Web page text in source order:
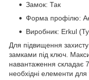
Замок: Так
Форма профілю:
Виробник: Erkul
Для підвищення
замками під ключ.
навантаження складає
необхідні елементи